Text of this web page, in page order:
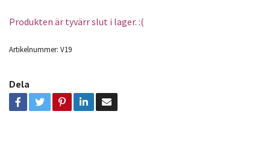
Produkten är tyvärr slut i lager. :(
Artikelnummer: V19
Dela